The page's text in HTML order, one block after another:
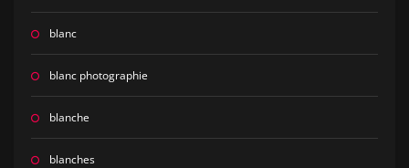
blanc
blanc photographie
blanche
blanches